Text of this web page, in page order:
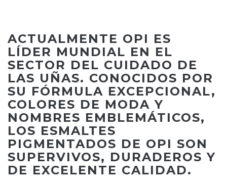
ACTUALMENTE OPI ES
LÍDER MUNDIAL EN EL
SECTOR DEL CUIDADO DE
LAS UÑAS. CONOCIDOS POR
SU FÓRMULA EXCEPCIONAL,
COLORES DE MODA Y
NOMBRES EMBLEMÁTICOS,
LOS ESMALTES
PIGMENTADOS DE OPI SON
SUPERVIVOS, DURADEROS Y
DE EXCELENTE CALIDAD.